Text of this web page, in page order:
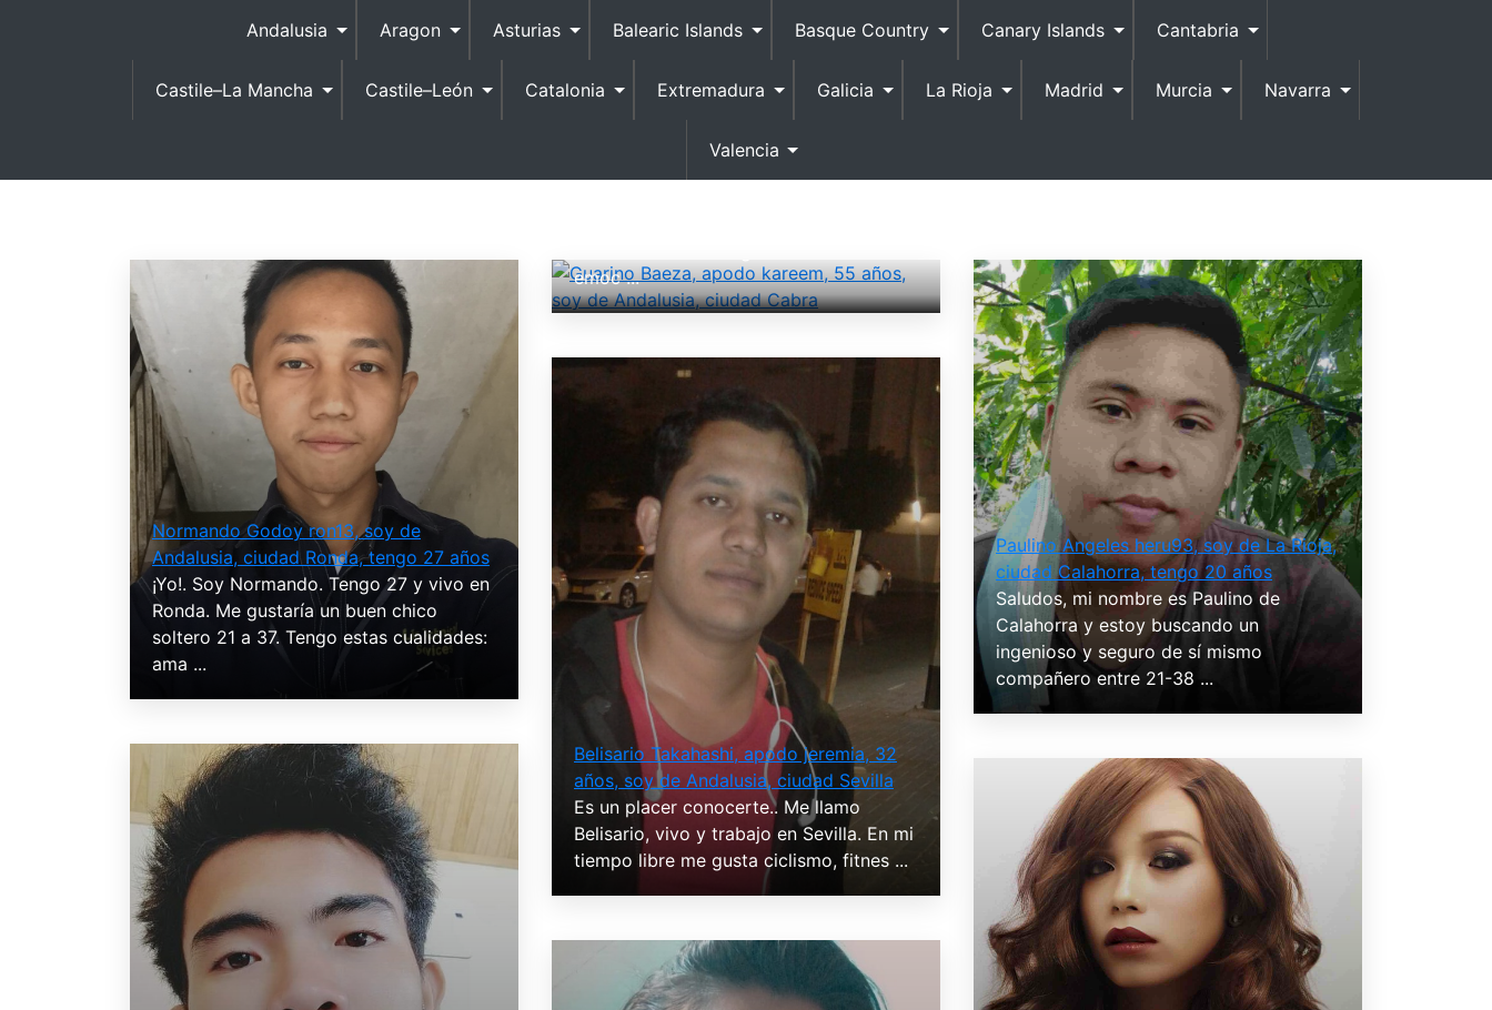
Andalusia Aragon Asturias Balearic Islands Basque Country Canary Islands Cantabria
Castile–La Mancha Castile–León Catalonia Extremadura Galicia La Rioja Madrid Murcia Navarra
Valencia
Normando Godoy ron13, soy de
Andalusia, ciudad Ronda, tengo 27 años
¡Yo!. Soy Normando. Tengo 27 y vivo en
Ronda. Me gustaría un buen chico
soltero 21 a 37. Tengo estas cualidades:
ama ...
Guarino Baeza, apodo kareem, 55 años,
emoc ...
Paulino Angeles heru93, soy de La Rioja,
ciudad Calahorra, tengo 20 años
Saludos, mi nombre es Paulino de
Calahorra y estoy buscando un
ingenioso y seguro de sí mismo
compañero entre 21-38 ...
Belisario Takahashi, apodo jeremia, 32
años, soy de Andalusia, ciudad Sevilla
Es un placer conocerte.. Me llamo
Belisario, vivo y trabajo en Sevilla. En mi
tiempo libre me gusta ciclismo, fitnes ...